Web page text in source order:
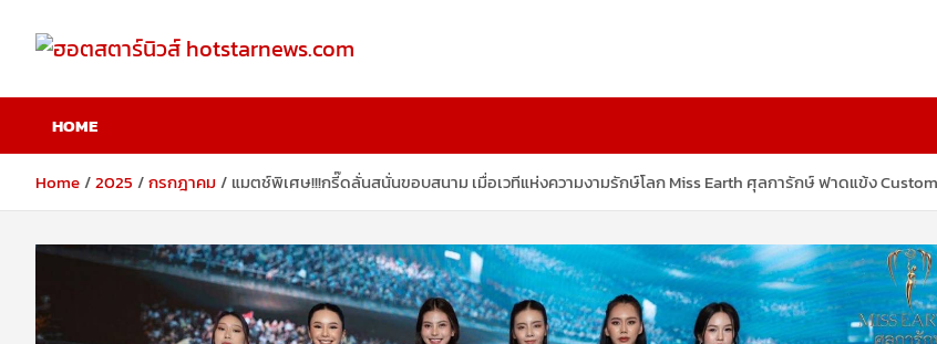
content
ฮอตสตาร์นิวส์
hotstarnews.com
HOME
Home 2025 กรกฎาคม แมตช์พิเศษ!!!กรี๊ดลั่นสนั่นขอบสนาม เมื่อเวทีแห่งความงามรักษ์โลก Miss Earth ศุลการักษ์ ฟาดแข้ง